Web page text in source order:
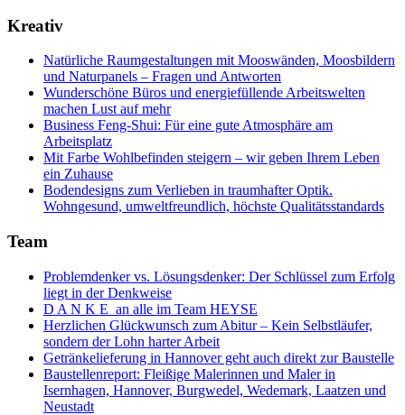
Kreativ
Natürliche Raumgestaltungen mit Mooswänden, Moosbildern
und Naturpanels – Fragen und Antworten
Wunderschöne Büros und energiefüllende Arbeitswelten
machen Lust auf mehr
Business Feng-Shui: Für eine gute Atmosphäre am
Arbeitsplatz
Mit Farbe Wohlbefinden steigern – wir geben Ihrem Leben
ein Zuhause
Bodendesigns zum Verlieben in traumhafter Optik.
Wohngesund, umweltfreundlich, höchste Qualitätsstandards
Team
Problemdenker vs. Lösungsdenker: Der Schlüssel zum Erfolg
liegt in der Denkweise
D A N K E an alle im Team HEYSE
Herzlichen Glückwunsch zum Abitur – Kein Selbstläufer,
sondern der Lohn harter Arbeit
Getränkelieferung in Hannover geht auch direkt zur Baustelle
Baustellenreport: Fleißige Malerinnen und Maler in
Isernhagen, Hannover, Burgwedel, Wedemark, Laatzen und
Neustadt